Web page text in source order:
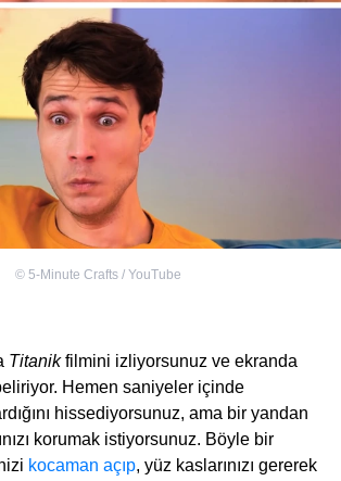
© 5-Minute Crafts / YouTube
Titanikfilmini izliyorsunuz ve ekranda
Hemen saniyeler içinde
hissediyorsunuz, ama bir yandan
korumak istiyorsunuz. Böyle bir
kocaman açıp, yüz kaslarınızı gererek